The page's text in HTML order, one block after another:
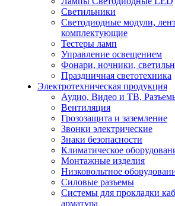
Светильники
Светодиодные модули,
комплектующие
Тестеры ламп
Управление освещением
Фонари, ночники,
Праздничная светотехника
Электротехническая продукция
Аудио, Видео и ТВ,
Вентиляция
Грозозащита и заземление
Звонки электрические
Знаки безопасности
Климатическое
Монтажные изделия
Низковольтное
Силовые разъемы
Системы для прокладки
арматура